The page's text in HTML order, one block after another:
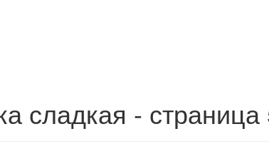
сладкая - страница